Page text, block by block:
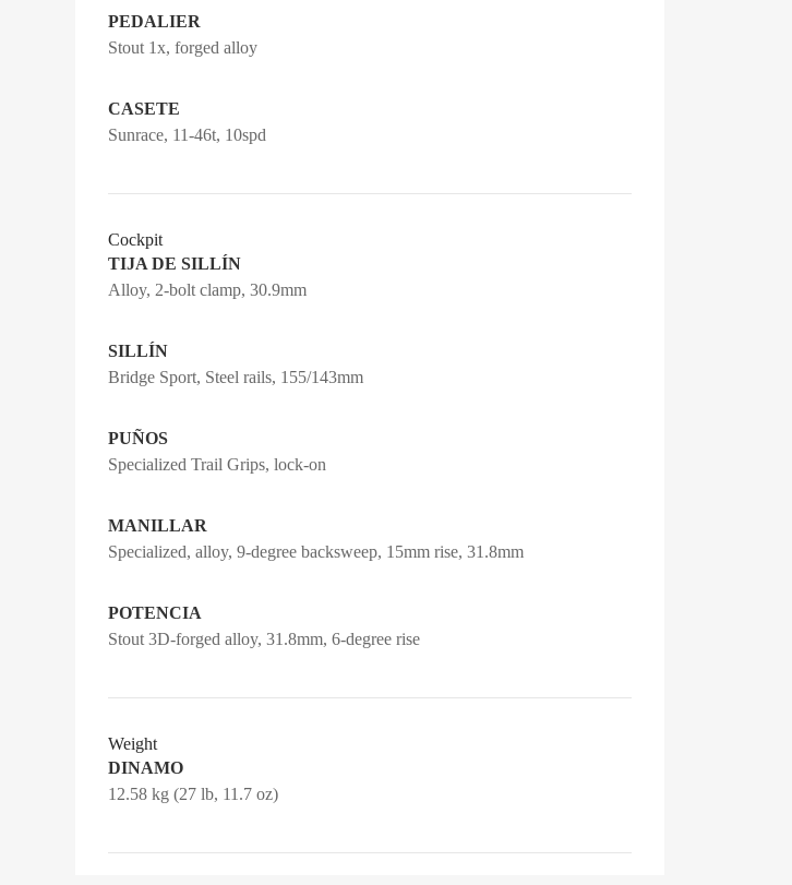
PEDALIER
Stout 1x, forged alloy
CASETE
Sunrace, 11-46t, 10spd
Cockpit
TIJA DE SILLÍN
Alloy, 2-bolt clamp, 30.9mm
SILLÍN
Bridge Sport, Steel rails, 155/143mm
PUÑOS
Specialized Trail Grips, lock-on
MANILLAR
Specialized, alloy, 9-degree backsweep, 15mm rise, 31.8mm
POTENCIA
Stout 3D-forged alloy, 31.8mm, 6-degree rise
Weight
DINAMO
12.58 kg (27 lb, 11.7 oz)